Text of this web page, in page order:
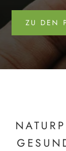
ZU DEN